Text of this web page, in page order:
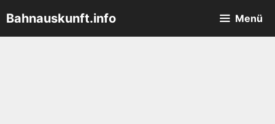
Inhalt
springen
Bahnauskunft.info Menü